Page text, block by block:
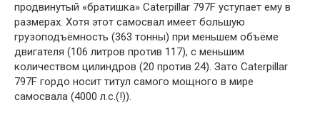
продвинутый «братишка» Caterpillar 797F уступает ему в
размерах. Хотя этот самосвал имеет большую
грузоподъёмность (363 тонны) при меньшем объёме
двигателя (106 литров против 117), с меньшим
количеством цилиндров (20 против 24). Зато Caterpillar
797F гордо носит титул самого мощного в мире
самосвала (4000 л.с.(!)).